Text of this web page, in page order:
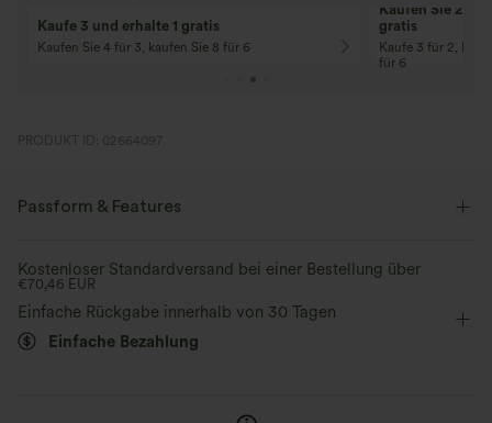
Kaufe 3 und erhalte 1 gratis
Kaufen Sie 4 für 3, kaufen Sie 8 für 6
Kaufen Sie 2
gratis
Kaufe 3 für 2,
für 6
PRODUKT ID: 02664097
Passform & Features
Innenshorts flacher Bund Reißverschluss
Mini mit hohem Bund Trapez
Zwei-Wege-Stretch
Kostenloser Standardversand bei einer Bestellung über
€70,46 EUR
Einfache Rückgabe innerhalb von 30 Tagen
Einfache Bezahlung